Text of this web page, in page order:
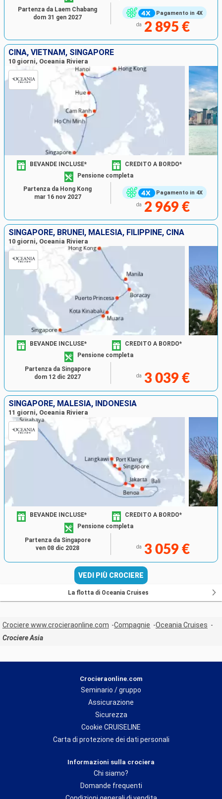
Pagamento in 4X
da 2 895 €
Partenza da Laem Chabang
dom 31 gen 2027
CINA, VIETNAM, SINGAPORE
10 giorni, Oceania Riviera
Pagamento in 4X
BEVANDE INCLUSE*
CREDITO A BORDO*
Pensione completa
da 2 969 €
Partenza da Hong Kong
mar 16 nov 2027
SINGAPORE, BRUNEI, MALESIA, FILIPPINE, CINA
10 giorni, Oceania Riviera
BEVANDE INCLUSE*
CREDITO A BORDO*
Pensione completa
da 3 039 €
Partenza da Singapore
dom 12 dic 2027
SINGAPORE, MALESIA, INDONESIA
11 giorni, Oceania Riviera
BEVANDE INCLUSE*
CREDITO A BORDO*
Pensione completa
da 3 059 €
Partenza da Singapore
ven 08 dic 2028
VEDI PIÙ CROCIERE
La flotta di Oceania Cruises
Crociere www.crocieraonline.com Compagnie
Oceania Cruises
Crociere Asia
Crocieraonline.com
Seminario / gruppo
Assicurazione
Sicurezza
Cookie CRUISELINE
Carta di protezione dei dati personali
Informazioni sulla crociera
Chi siamo?
Domande frequenti